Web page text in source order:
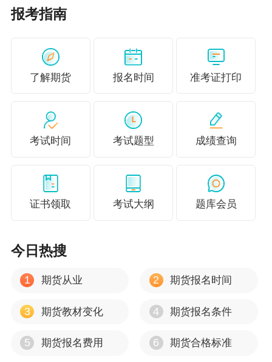
会计网校提供的相关考试信息仅供参考，如有异
快来网校学习期货从业相关知识吧！这里有超值
精品班和高效实验班，大家可以根据自身情况选
更多推荐：
重点收藏！2021期货从业资格考试各章节分值！
【复习必看】期货从业考试各科重难点汇总！
报考指南
了解期货 报名时间 准考证打印
考试时间 考试题型 成绩查询
证书领取 考试大纲 题库会员
今日热搜
1 期货从业 2 期货报名时间
3 期货教材变化 4 期货报名条件
5 期货报名费用 6 期货合格标准